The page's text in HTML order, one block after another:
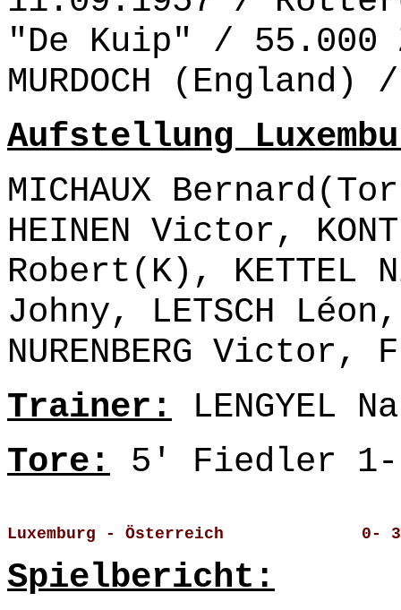
"De Kuip" /
MURDOCH (England) /
Aufstellung
MICHAUX
HEINEN Victor,
Robert(K), KETTEL
Johny, LETSCH
NURENBERG
Trainer: LENGYEL
Tore: 5' Fiedler
Luxemburg - Österreich              0-
Spielbericht: